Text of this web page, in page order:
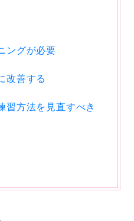
ングが必要
改善する
習方法を見直すべき